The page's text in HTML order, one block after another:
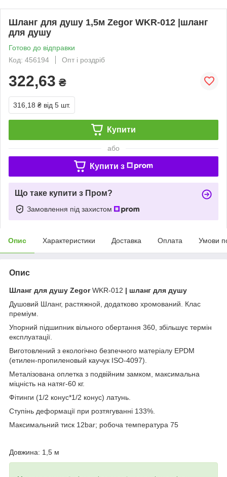
Шланг для душу 1,5м Zegor WKR-012 |шланг
для душу
Готово до відправки
Код: 456194
Опт і роздріб
322,63 ₴
316,18 ₴ від 5 шт.
Купити
або
Купити з
Що таке купити з Пром?
Замовлення під захистом
Опис Характеристики Доставка Оплата Умови
Опис
Шланг для душу ZegorWKR-012 | шланг для душу
Душовий Шланг, растяжной, додатково хромований. Клас
преміум.
Упорний підшипник вільного обертання 360, збільшує термін
експлуатації.
Виготовлений з екологічно безпечного матеріалу EPDM
(етилен-пропиленовый каучук ISO-4097).
Металізована оплетка з подвійним замком, максимальна
міцність на натяг-60 кг.
Фітинги (1/2 конус*1/2 конус) латунь.
Ступінь деформації при розтягуванні 133%.
Максимальний тиск 12bar; робоча температура 75
Довжина: 1,5 м